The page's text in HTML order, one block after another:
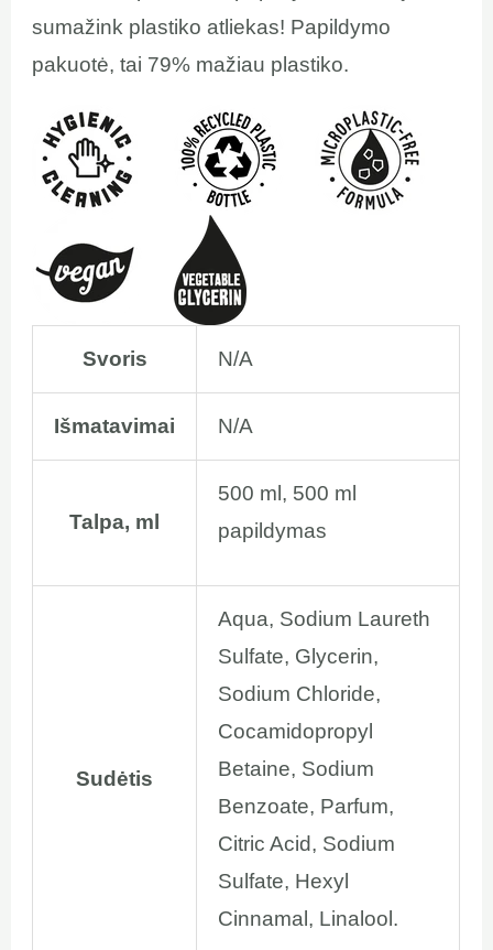
sumažink plastiko atliekas! Papildymo
pakuotė, tai 79% mažiau plastiko.
Svoris N/A
Išmatavimai N/A
Talpa, ml
500 ml, 500 ml
papildymas
Sudėtis
Aqua, Sodium Laureth
Sulfate, Glycerin,
Sodium Chloride,
Cocamidopropyl
Betaine, Sodium
Benzoate, Parfum,
Citric Acid, Sodium
Sulfate, Hexyl
Cinnamal, Linalool.